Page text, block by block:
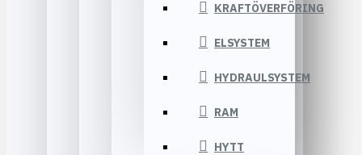
KRAFTÖVERFÖRING
ELSYSTEM
HYDRAULSYSTEM
RAM
HYTT